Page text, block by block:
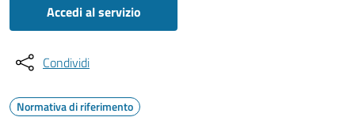
Accedi al servizio
Condividi
Normativa di riferimento